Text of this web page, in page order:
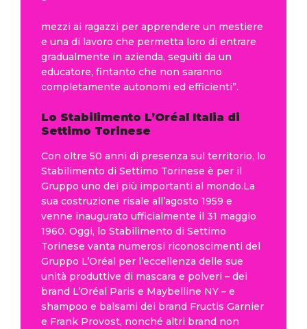
mezzi ai ragazzi per apprendere un mestiere
e una di lavoro che permetta loro di entrare
gradualmente in azienda, seguiti da un
educatore, fintanto che non saranno
completamente autonomi ed efficienti”.
Lo Stabilimento L’Oréal Italia di
Settimo Torinese
Con oltre 50 anni di presenza sul territorio, lo
Stabilimento di Settimo Torinese è per il
Gruppo uno dei più importanti al mondo.La
sua costruzione risale all’agosto 1959 e
venne inaugurato ufficialmente il 31 maggio
1960. Oggi, lo Stabilimento di Settimo
Torinese vanta numerosi riconoscimenti del
Gruppo L’Oréal per l’eccellenza delle sue
unità produttive di mascara e polveri – dei
brand L’Oréal Paris e Maybelline NY – e
shampoo e balsami dei brand Fructis Garnier
e Frank Provost, nonché altri brand non